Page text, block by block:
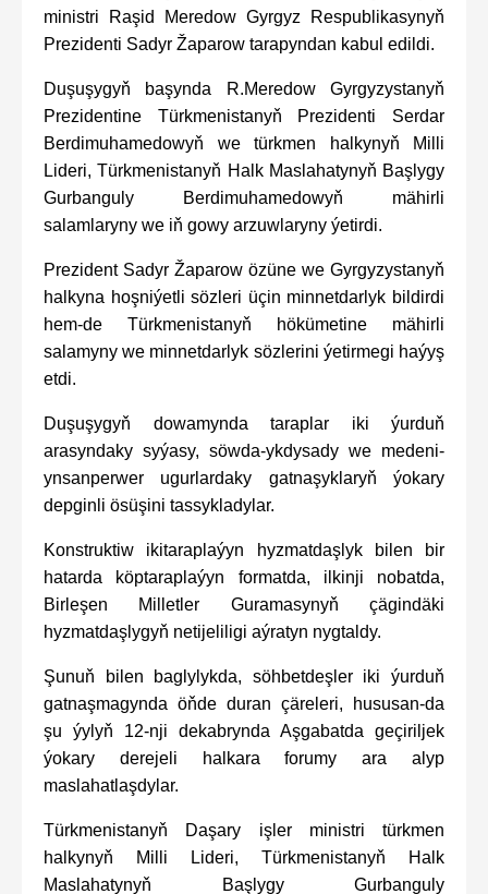
ministri Raşid Meredow Gyrgyz Respublikasynyň
Prezidenti Sadyr Žaparow tarapyndan kabul edildi.
Duşuşygyň başynda R.Meredow Gyrgyzystanyň
Prezidentine Türkmenistanyň Prezidenti Serdar
Berdimuhamedowyň we türkmen halkynyň Milli
Lideri, Türkmenistanyň Halk Maslahatynyň Başlygy
Gurbanguly Berdimuhamedowyň mähirli
salamlaryny we iň gowy arzuwlaryny ýetirdi.
Prezident Sadyr Žaparow özüne we Gyrgyzystanyň
halkyna hoşniýetli sözleri üçin minnetdarlyk bildirdi
hem-de Türkmenistanyň hökümetine mähirli
salamyny we minnetdarlyk sözlerini ýetirmegi haýyş
etdi.
Duşuşygyň dowamynda taraplar iki ýurduň
arasyndaky syýasy, söwda-ykdysady we medeni-
ynsanperwer ugurlardaky gatnaşyklaryň ýokary
depginli ösüşini tassykladylar.
Konstruktiw ikitaraplaýyn hyzmatdaşlyk bilen bir
hatarda köptaraplaýyn formatda, ilkinji nobatda,
Birleşen Milletler Guramasynyň çägindäki
hyzmatdaşlygyň netijeliligi aýratyn nygtaldy.
Şunuň bilen baglylykda, söhbetdeşler iki ýurduň
gatnaşmagynda öňde duran çäreleri, hususan-da
şu ýylyň 12-nji dekabrynda Aşgabatda geçiriljek
ýokary derejeli halkara forumy ara alyp
maslahatlaşdylar.
Türkmenistanyň Daşary işler ministri türkmen
halkynyň Milli Lideri, Türkmenistanyň Halk
Maslahatynyň Başlygy Gurbanguly